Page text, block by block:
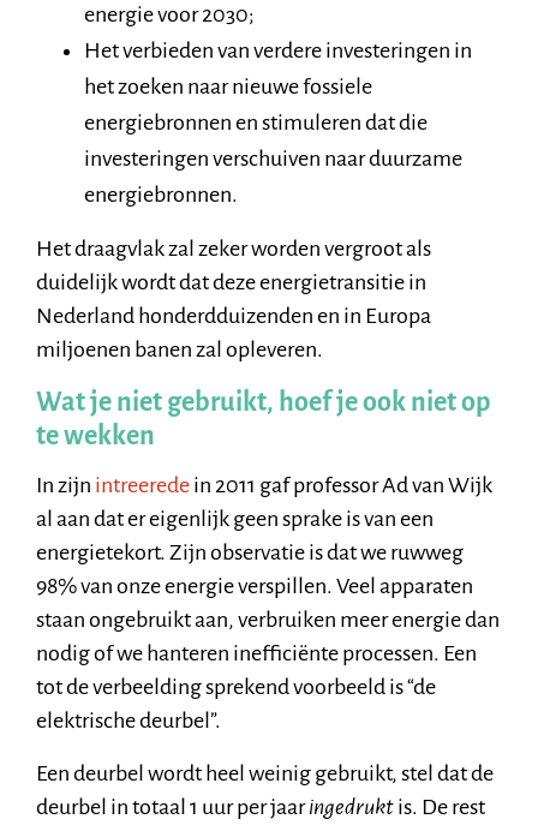
energie voor 2030;
Het verbieden van verdere investeringen in
het zoeken naar nieuwe fossiele
energiebronnen en stimuleren dat die
investeringen verschuiven naar duurzame
energiebronnen.
Het draagvlak zal zeker worden vergroot als
duidelijk wordt dat deze energietransitie in
Nederland honderdduizenden en in Europa
miljoenen banen zal opleveren.
Wat je niet gebruikt, hoef je ook niet op
te wekken
In zijn intreerede in 2011 gaf professor Ad van Wijk
al aan dat er eigenlijk geen sprake is van een
energietekort. Zijn observatie is dat we ruwweg
98% van onze energie verspillen. Veel apparaten
staan ongebruikt aan, verbruiken meer energie dan
nodig of we hanteren inefficiënte processen. Een
tot de verbeelding sprekend voorbeeld is “de
elektrische deurbel”.
Een deurbel wordt heel weinig gebruikt, stel dat de
deurbel in totaal 1 uur per jaaringedrukt is. De rest